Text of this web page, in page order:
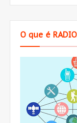
O que é